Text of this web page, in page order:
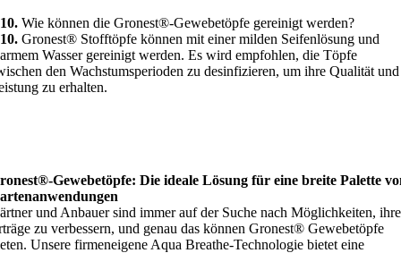
Wie können die Gronest®-Gewebetöpfe gereinigt werden?
Gronest® Stofftöpfe können mit einer milden Seifenlösung und
Wasser gereinigt werden. Es wird empfohlen, die Töpfe
den Wachstumsperioden zu desinfizieren, um ihre Qualität und
zu erhalten.
Gewebetöpfe: Die ideale Lösung für eine breite Palette
und Anbauer sind immer auf der Suche nach Möglichkeiten, ihre
zu verbessern, und genau das können Gronest® Gewebetöpfe
Unsere firmeneigene Aqua Breathe-Technologie bietet eine